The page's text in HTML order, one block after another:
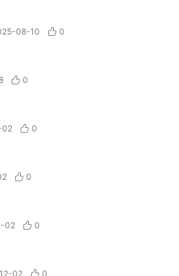
08-10 0
0
02 0
0
02 0
02 0